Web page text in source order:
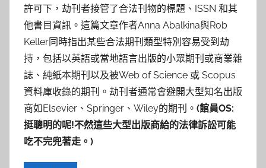
許可下，劫刊者接管了合法刊物的標題、ISSN 和其
他書目資訊。這篇文章作者Anna Abalkina與Rob
Keller同時指出某些合法期刊類型特別容易受到劫
持，包括以英語或當地語言出版的小眾期刊或商業雜
誌、純紙本期刊以及被Web of Science 或 Scopus
資料庫收錄的期刊。劫刊者通常會避開大型知名出版
商如Elsevier、Springer、Wiley的期刊。 (館員OS:
挺聰明的呢!不然這些大型出版商給的法律訴訟可能
吃不完兜著走。)